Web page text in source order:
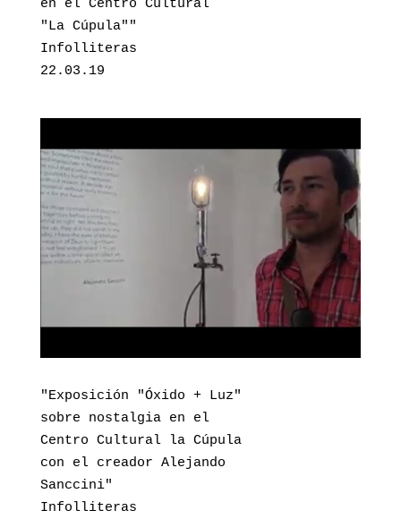
en el Centro Cultural
"La Cúpula""
Infolliteras
22.03.19
"Exposición "Óxido + Luz"
sobre nostalgia en el
Centro Cultural la Cúpula
con el creador Alejando
Sanccini"
Infolliteras